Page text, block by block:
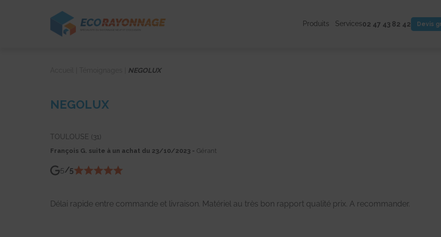
Produits Services02 47 43 82 42 Devis
NEGOLUX
NEGOLUX
TOULOUSE (31)
François G. suite à un achat du 23/10/2023 - Gérant
5/5
Délai rapide entre commande et livraison. Matériel au très bon rapport qualité prix. A recommander.